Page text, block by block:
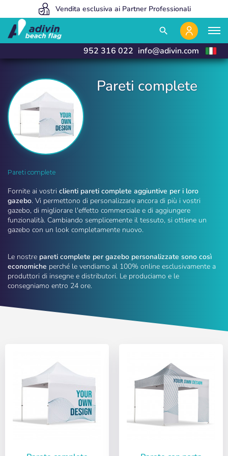
Fabbrichiamo e consegniamo in 24 ore
Vendita esclusiva ai Partner Professionali
Siamo così convenienti perché vendiamo esclusivamente online
search
952 316 022 info@adivin.com
Pareti complete | Adivin Beach Flag
Pareti complete
Pareti complete
Fornite ai vostri clienti pareti complete aggiuntive per i loro
gazebo. Vi permettono di personalizzare ancora di più i vostri
gazebo, di migliorare l'effetto commerciale e di aggiungere
funzionalità. Cambiando semplicemente il tessuto, si ottiene un
gazebo con un look completamente nuovo.
Le nostre pareti complete per gazebo personalizzate sono così
economiche perché le vendiamo al 100% online esclusivamente a
produttori di insegne e distributori. Le produciamo e le
consegniamo entro 24 ore.